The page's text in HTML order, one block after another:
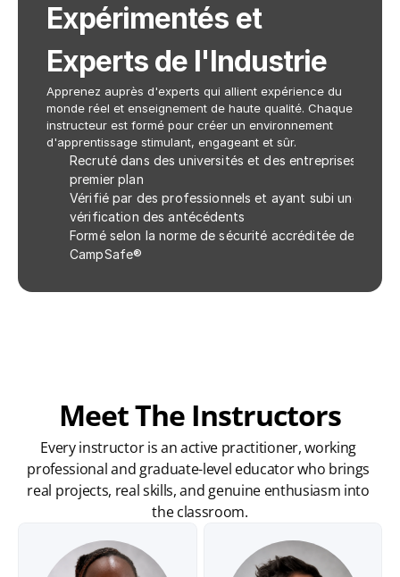
Expérimentés et
Experts de l'Industrie
Apprenez auprès d'experts qui allient expérience du
monde réel et enseignement de haute qualité. Chaque
instructeur est formé pour créer un environnement
d'apprentissage stimulant, engageant et sûr.
Recruté dans des universités et des entreprises de
premier plan
Vérifié par des professionnels et ayant subi une
vérification des antécédents
Formé selon la norme de sécurité accréditée de
CampSafe®
Meet The Instructors
Every instructor is an active practitioner, working
professional and graduate-level educator who brings
real projects, real skills, and genuine enthusiasm into
the classroom.